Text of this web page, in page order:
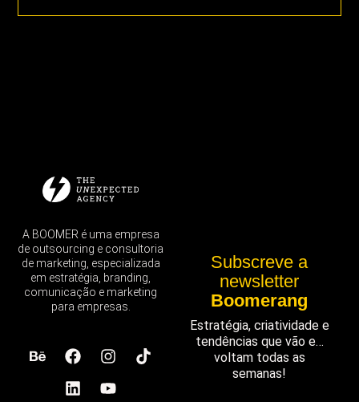
A BOOMER é uma empresa
de outsourcing e consultoria
de marketing, especializada
em estratégia, branding,
comunicação e marketing
para empresas.
Subscreve a
newsletter
Boomerang
Estratégia, criatividade e
tendências que vão e…
voltam todas as
semanas!